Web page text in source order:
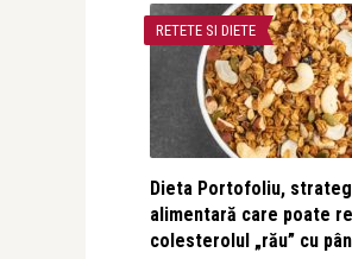
RETETE SI DIETE
Dieta Portofoliu,
alimentară care poate
colesterolul „rău” cu